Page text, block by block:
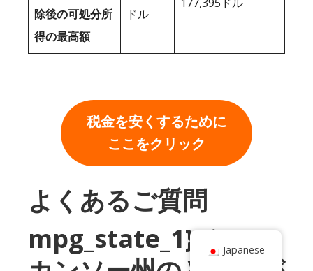
除後の可処分所
得の最高額
ドル
税金を安くするために
ここをクリック
よくあるご質問
mpg_state_1}}とアー
Japanese